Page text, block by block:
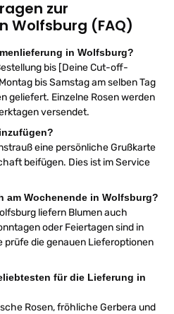
zur
Wolfsburg (FAQ)
in Wolfsburg?
bis [Deine Cut-off-
bis Samstag am selben Tag
geliefert. Einzelne Rosen werden
versendet.
eine persönliche Grußkarte
beifügen. Dies ist im Service
am Wochenende in Wolfsburg?
liefern Blumen auch
oder Feiertagen sind in
prüfe die genauen Lieferoptionen
für die Lieferung in
Rosen, fröhliche Gerbera und